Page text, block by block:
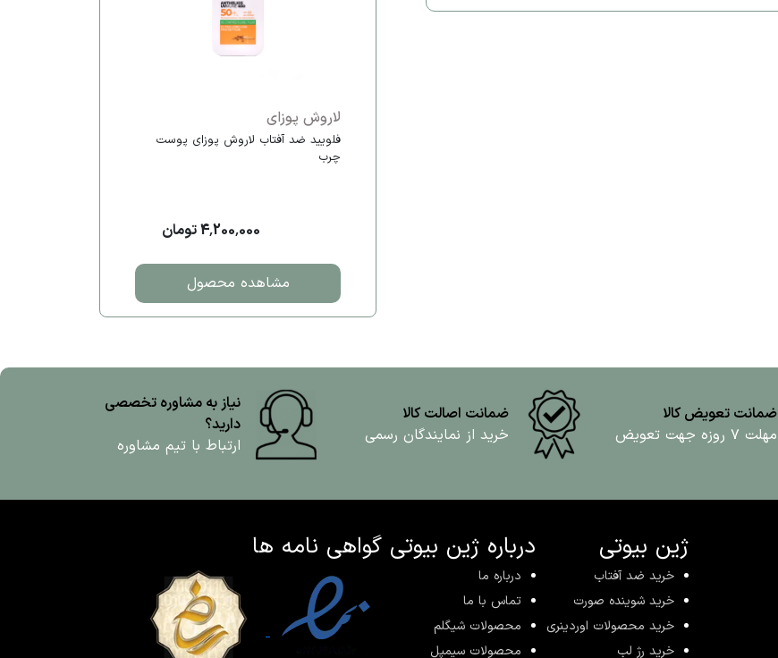
لاروش پوزای
فلویید ضد آفتاب لاروش پوزای پوست
چرب
4,200,000 تومان
مشاهده محصول
ضمانت تعویض کالا
مهلت ۷ روزه جهت تعویض
ضمانت اصالت کالا
خرید از نمایندگان رسمی
نیاز به مشاوره تخصصی
دارید؟
ارتباط با تیم مشاوره
ژین بیوتی
خرید ضد آفتاب
خرید شوینده صورت
خرید محصولات اوردینری
خرید رژ لب
درباره ژین بیوتی
درباره ما
تماس با ما
محصولات شیگلم
محصولات سیمپل
گواهی نامه ها